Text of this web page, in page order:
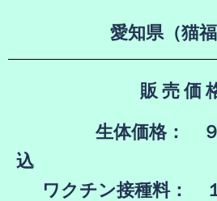
愛知県（猫福
販 売 価
生体価格：
込
ワクチン接種料： １